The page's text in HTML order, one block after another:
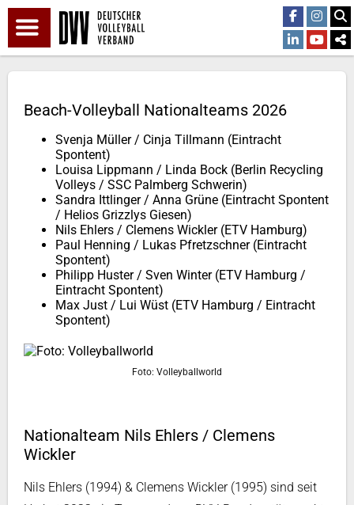
Beach-Volleyball Nationalteams 2026
Svenja Müller / Cinja Tillmann (Eintracht
Spontent)
Louisa Lippmann / Linda Bock (Berlin Recycling
Volleys / SSC Palmberg Schwerin)
Sandra Ittlinger / Anna Grüne (Eintracht Spontent
/ Helios Grizzlys Giesen)
Nils Ehlers / Clemens Wickler (ETV Hamburg)
Paul Henning / Lukas Pfretzschner (Eintracht
Spontent)
Philipp Huster / Sven Winter (ETV Hamburg /
Eintracht Spontent)
Max Just / Lui Wüst (ETV Hamburg / Eintracht
Spontent)
Foto: Volleyballworld
Nationalteam Nils Ehlers / Clemens
Wickler
Nils Ehlers (1994) & Clemens Wickler (1995) sind seit